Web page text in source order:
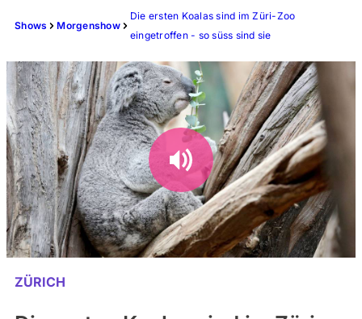
Shows Morgenshow
Die ersten Koalas sind im Züri-Zoo
eingetroffen - so süss sind sie
ZÜRICH